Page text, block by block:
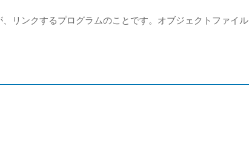
リンクするプログラムのことです。オブジェクトファイル